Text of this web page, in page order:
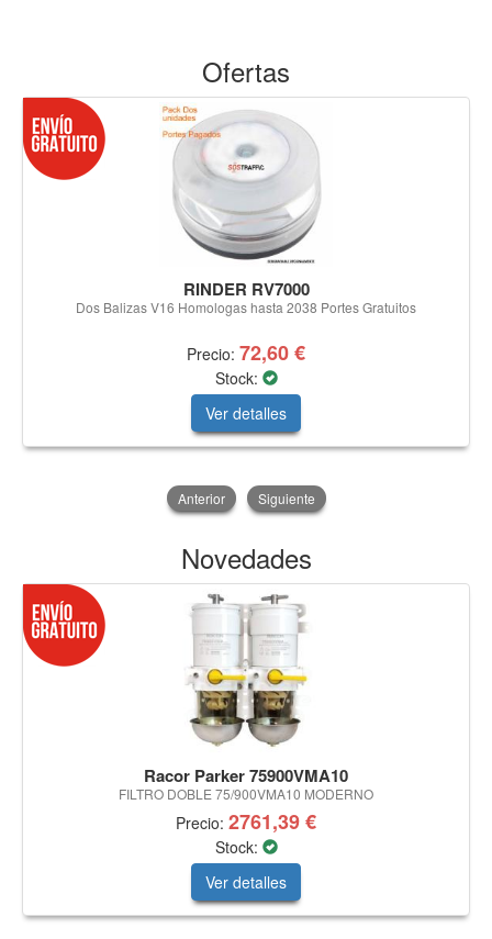
Ofertas
RINDER RV7000
Dos Balizas V16 Homologas hasta 2038 Portes Gratuitos
Precio: 72,60 €
Stock:
Ver detalles
Anterior Siguiente
Novedades
Racor Parker 75900VMA10
FILTRO DOBLE 75/900VMA10 MODERNO
Precio: 2761,39 €
Stock:
Ver detalles